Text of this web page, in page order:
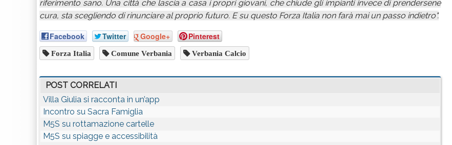
riferimento sano. Una città che lascia a casa i propri giovani, che chiude gli impianti invece di prendersene
cura, sta scegliendo di rinunciare al proprio futuro. E su questo Forza Italia non farà mai un passo indietro".
Facebook Twitter Google+ Pinterest
Forza Italia Comune Verbania Verbania Calcio
POST CORRELATI
Villa Giulia si racconta in un’app
Incontro su Sacra Famiglia
M5S su rottamazione cartelle
M5S su spiagge e accessibilità